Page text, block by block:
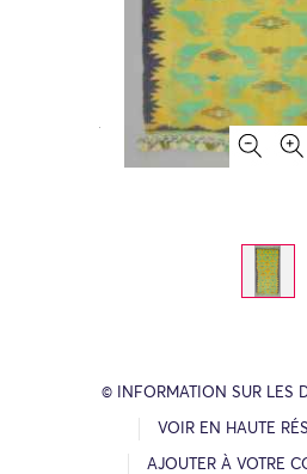
© INFORMATION SUR LES
VOIR EN HAUTE
AJOUTER À VOTRE